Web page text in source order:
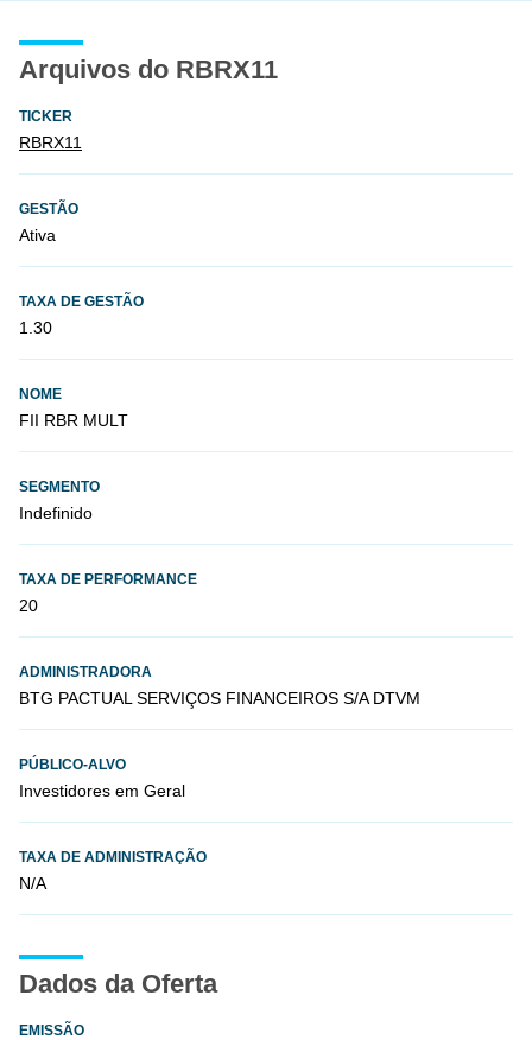
Arquivos do RBRX11
TICKER
RBRX11
GESTÃO
Ativa
TAXA DE GESTÃO
1.30
NOME
FII RBR MULT
SEGMENTO
Indefinido
TAXA DE PERFORMANCE
20
ADMINISTRADORA
BTG PACTUAL SERVIÇOS FINANCEIROS S/A DTVM
PÚBLICO-ALVO
Investidores em Geral
TAXA DE ADMINISTRAÇÃO
N/A
Dados da Oferta
EMISSÃO